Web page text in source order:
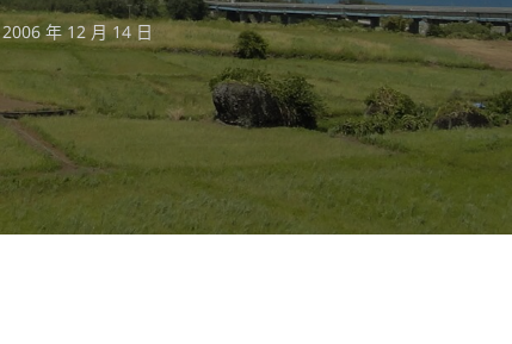
2006 年 12 月 14 日